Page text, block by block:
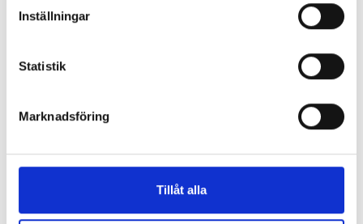
Inställningar
Statistik
Marknadsföring
Tillåt alla
Så mycket tjänar dagspresscheferna